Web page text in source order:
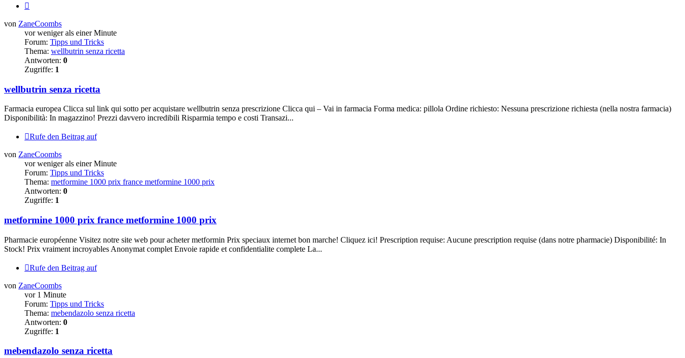
von ZaneCoombs
vor weniger als einer Minute
Forum: Tipps und Tricks
Thema: wellbutrin senza ricetta
Antworten: 0
Zugriffe: 1
wellbutrin senza ricetta
Farmacia europea Clicca sul link qui sotto per acquistare wellbutrin senza prescrizione Clicca qui – Vai in farmacia Forma medica: pillola Ordine richiesto: Nessuna prescrizione richiesta (nella nostra farmacia)
Disponibilità: In magazzino! Prezzi davvero incredibili Risparmia tempo e costi Transazi...
Rufe den Beitrag auf
von ZaneCoombs
vor weniger als einer Minute
Forum: Tipps und Tricks
Thema: metformine 1000 prix france metformine 1000 prix
Antworten: 0
Zugriffe: 1
metformine 1000 prix france metformine 1000 prix
Pharmacie européenne Visitez notre site web pour acheter metformin Prix speciaux internet bon marche! Cliquez ici! Prescription requise: Aucune prescription requise (dans notre pharmacie) Disponibilité: In
Stock! Prix vraiment incroyables Anonymat complet Envoie rapide et confidentialite complete La...
Rufe den Beitrag auf
von ZaneCoombs
vor 1 Minute
Forum: Tipps und Tricks
Thema: mebendazolo senza ricetta
Antworten: 0
Zugriffe: 1
mebendazolo senza ricetta